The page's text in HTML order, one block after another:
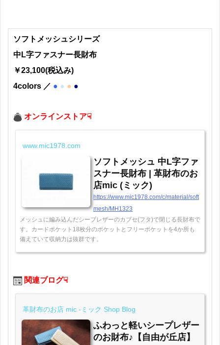
ソフトメッシュシリーズ
中L字ファスナー長財布
￥23,100(税込み)
4colors ／ ● ● ● ●
オンラインストア☟
www.mic1978.com
ソフトメッシュ 中L字ファ
スナー長財布 | 革財布のお
店mic (ミック)
https://www.mic1978.com/c/material/soft
mesh/MH1323
メッシュに編み込んだシープレザーのカブセ(フタ)で閉じる長財布で
す。カードポケット18枚分のポケットとフリーポケットを4か所も
備えていて収納力は抜群です。
関連ブログ☟
革財布のお店 mic -ミック Shop Blog
ふわっと軽いシープレザー
のお財布♪【自由が丘店】